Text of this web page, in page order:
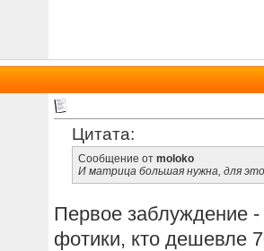
Цитата:
Сообщение от moloko
И матрица большая нужна, для
Первое заблуждение
фотики, кто дешевле